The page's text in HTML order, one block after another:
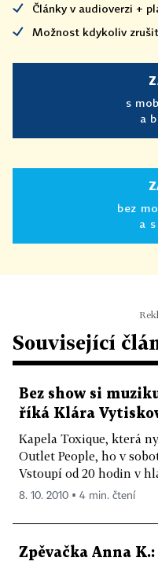
Články v audioverzi +
Možnost kdykoliv zrušit
s
a
bez
a
Související
Bez show si
říká Klára
Kapela Toxique, která
Outlet People, ho v
Vstoupí od 20 hodin v
8. 10. 2010 ▪ 4 min. čtení
Zpěvačka Anna